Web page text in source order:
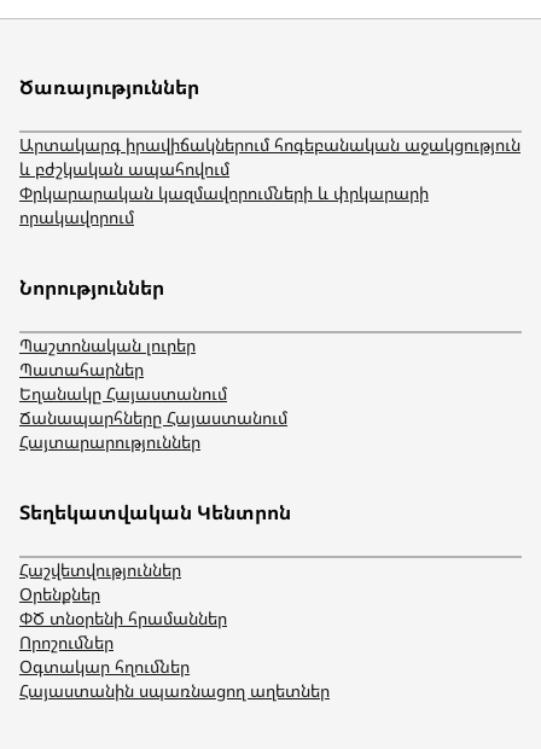
Ծառայություններ
Արտակարգ իրավիճակներում հոգեբանական աջակցություն
և բժշկական ապահովում
Փրկարարական կազմավորումների և փրկարարի
որակավորում
Նորություններ
Պաշտոնական լուրեր
Պատահարներ
Եղանակը Հայաստանում
Ճանապարհները Հայաստանում
Հայտարարություններ
Տեղեկատվական Կենտրոն
Հաշվետվություններ
Օրենքներ
ՓԾ տնօրենի հրամաններ
Որոշումներ
Օգտակար հղումներ
Հայաստանին սպառնացող աղետներ